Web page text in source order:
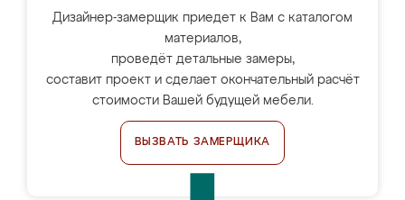
Дизайнер-замерщик приедет к Вам с каталогом
материалов,
проведёт детальные замеры,
составит проект и сделает окончательный расчёт
стоимости Вашей будущей мебели.
ВЫЗВАТЬ ЗАМЕРЩИКА